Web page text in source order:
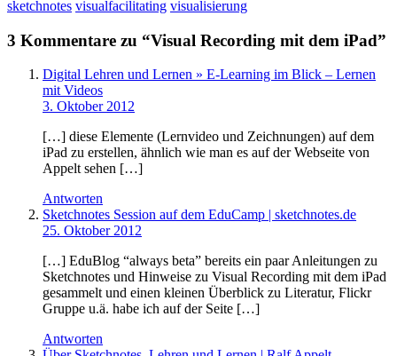
sketchnotes visualfacilitating visualisierung
3 Kommentare zu “Visual Recording mit dem iPad”
Digital Lehren und Lernen » E-Learning im Blick – Lernen
mit Videos
3. Oktober 2012
[…] diese Elemente (Lernvideo und Zeichnungen) auf dem
iPad zu erstellen, ähnlich wie man es auf der Webseite von
Appelt sehen […]
Antworten
Sketchnotes Session auf dem EduCamp | sketchnotes.de
25. Oktober 2012
[…] EduBlog “always beta” bereits ein paar Anleitungen zu
Sketchnotes und Hinweise zu Visual Recording mit dem iPad
gesammelt und einen kleinen Überblick zu Literatur, Flickr
Gruppe u.ä. habe ich auf der Seite […]
Antworten